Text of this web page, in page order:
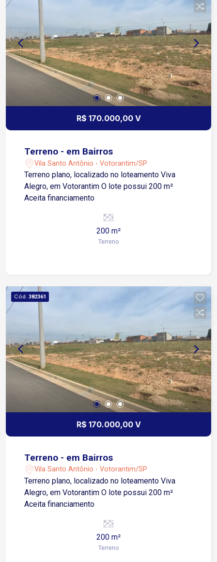
R$ 170.000,00 V
Terreno - em Bairros
Vila Santo Antônio - Votorantim/SP
Terreno plano, localizado no loteamento Viva
Alegro, em Votorantim O lote possui 200 m²
Aceita financiamento
200 m²
Terreno
Cód. 382361
R$ 170.000,00 V
Terreno - em Bairros
Vila Santo Antônio - Votorantim/SP
Terreno plano, localizado no loteamento Viva
Alegro, em Votorantim O lote possui 200 m²
Aceita financiamento
200 m²
Terreno